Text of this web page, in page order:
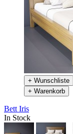
+ Wunschliste
+ Warenkorb
Bett Iris
In Stock